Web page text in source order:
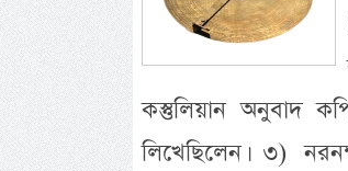
কস্তুলিয়ান অনুবাদ
লিখেছিলেন। ৩)